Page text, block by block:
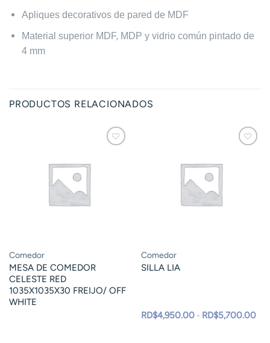
Apliques decorativos de pared de MDF
Material superior MDF, MDP y vidrio común pintado de
4 mm
PRODUCTOS RELACIONADOS
Comedor
MESA DE COMEDOR
CELESTE RED
1035X1035X30 FREIJO/ OFF
WHITE
Comedor
SILLA LIA
RD$4,950.00 - RD$5,700.00de